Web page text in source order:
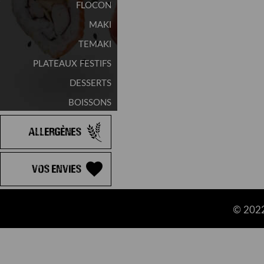
FLOCON
MAKI
TEMAKI
PLATEAUX FESTIFS
DESSERTS
BOISSONS
Allergènes
Vos Envies
©